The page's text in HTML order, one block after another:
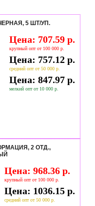
5 ШТ/УП.
Цена: 707.59 р.
крупный опт от 100 000 р.
Цена: 757.12 р.
средний опт от 50 000 р.
Цена: 847.97 р.
мелкий опт от 10 000 р.
2 ОТД.,
Цена: 968.36 р.
крупный опт от 100 000 р.
Цена: 1036.15 р.
средний опт от 50 000 р.